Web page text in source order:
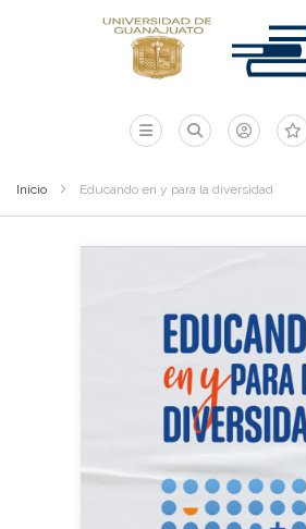
Inicio Educando en y para la diversidad